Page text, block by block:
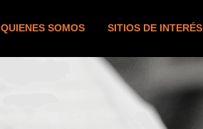
QUIENES SOMOS SITIOS DE INTERÉS